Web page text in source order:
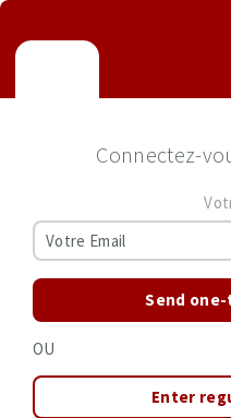
Connectez-
Send
OU
Enter